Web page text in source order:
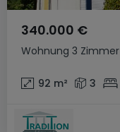
Wohnung 3 Zimmer
340.000 €
92 m² 3